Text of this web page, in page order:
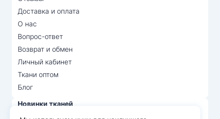
Доставка и оплата
О нас
Вопрос-ответ
Возврат и обмен
Личный кабинет
Ткани оптом
Блог
Новинки тканей
Распродажа тканей